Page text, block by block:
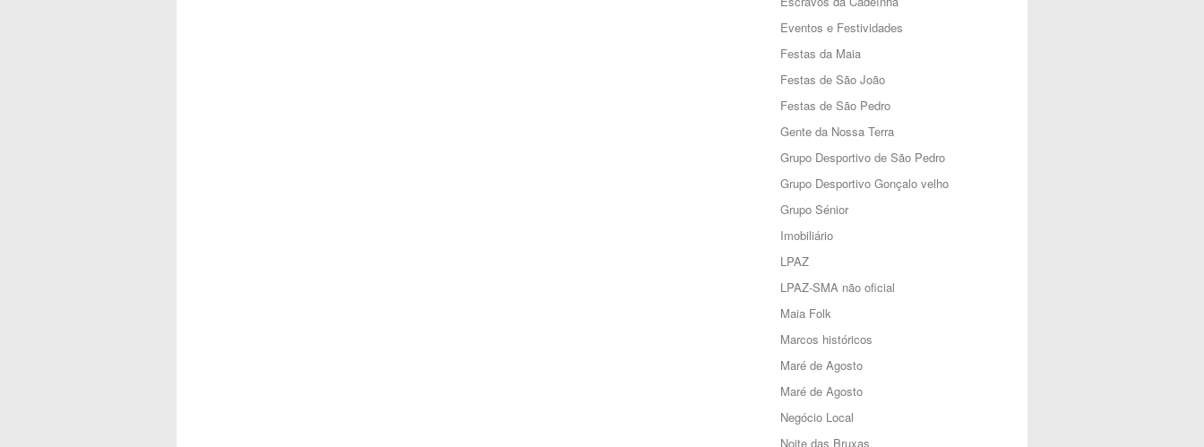
Eventos e Festividades
Festas da Maia
Festas de São João
Festas de São Pedro
Gente da Nossa Terra
Grupo Desportivo de São Pedro
Grupo Desportivo Gonçalo velho
Grupo Sénior
Imobiliário
LPAZ
LPAZ-SMA não oficial
Maia Folk
Marcos históricos
Maré de Agosto
Maré de Agosto
Negócio Local
Noite das Bruxas